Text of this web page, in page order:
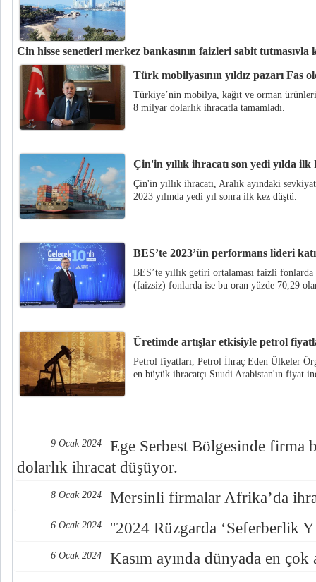
Çin hisse senetleri merkez bankasının faizleri sabit tutmasıyla
Çin anakara piyasası, ülkenin merkez bankasının orta vadeli politika
pazartesi günü seans başındaki kayıplarını sildi.
Türk mobilyasının yıldız pazarı Fas
Türkiye’nin mobilya, kağıt ve orman
8 milyar dolarlık ihracatla tamamladı.
Çin'in yıllık ihracatı son yedi yılda ilk
Çin'in yıllık ihracatı, Aralık ayındaki
2023 yılında yedi yıl sonra ilk kez düştü.
BES’te 2023’ün performans lideri
BES’te yıllık getiri ortalaması faizli fonlarda
(faizsiz) fonlarda ise bu oran yüzde 70,29
Üretimde artışlar etkisiyle petrol
Petrol fiyatları, Petrol İhraç Eden Ülkeler
en büyük ihracatçı Suudi Arabistan'ın fiyat
9 Ocak 2024
Ege Serbest Bölgesinde firma
dolarlık ihracat düşüyor.
8 Ocak 2024 Mersinli firmalar Afrika’da
6 Ocak 2024 ''2024 Rüzgarda ‘Seferberlik
6 Ocak 2024 Kasım ayında dünyada en çok